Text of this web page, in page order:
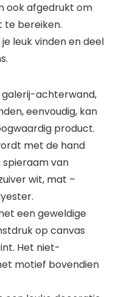
ook afgedrukt om
te bereiken.
leuk vinden en deel
galerij-achterwand,
eenvoudig, kan
product.
met de hand
van
wit, mat –
een geweldige
op canvas
Het niet-
motief bovendien